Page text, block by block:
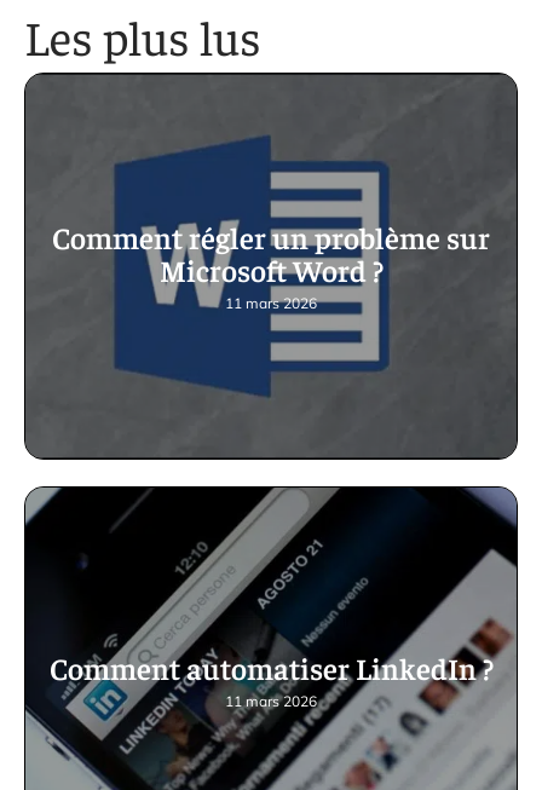
Les plus lus
Comment régler un problème sur
Microsoft Word ?
11 mars 2026
Comment automatiser LinkedIn ?
11 mars 2026